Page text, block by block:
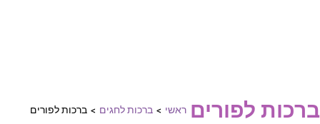
ברכות לפורים ראשי > ברכות לחגים > ברכות לפורים